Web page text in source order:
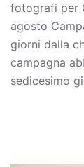
fotografi per
agosto
giorni dalla
campagna
sedicesimo